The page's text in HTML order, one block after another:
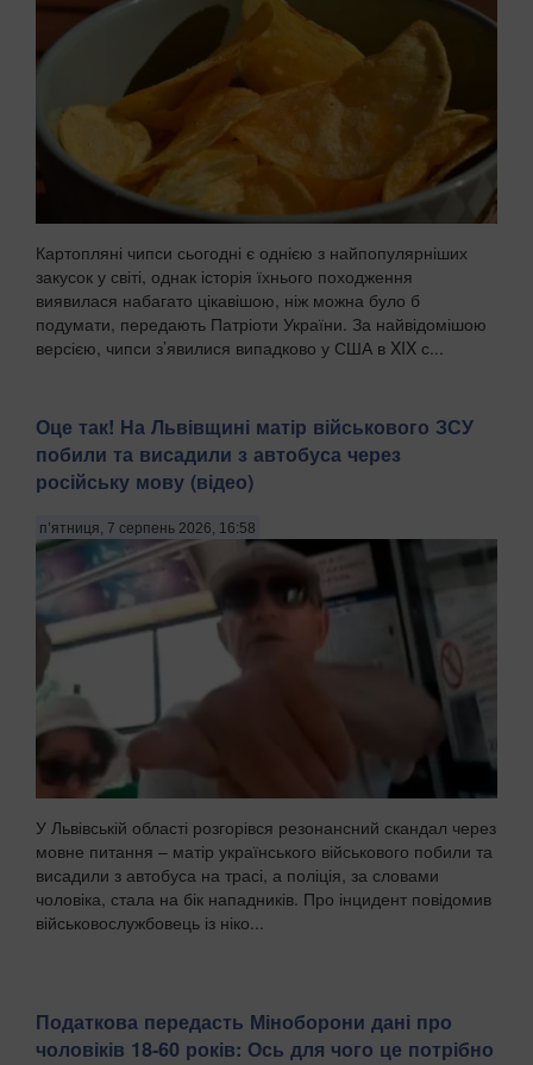
Картопляні чипси сьогодні є однією з найпопулярніших
закусок у світі, однак історія їхнього походження
виявилася набагато цікавішою, ніж можна було б
подумати, передають Патріоти України. За найвідомішою
версією, чипси з’явилися випадково у США в XIX с...
Оце так! На Львівщині матір військового ЗСУ
побили та висадили з автобуса через
російську мову (відео)
п’ятниця, 7 серпень 2026, 16:58
У Львівській області розгорівся резонансний скандал через
мовне питання – матір українського військового побили та
висадили з автобуса на трасі, а поліція, за словами
чоловіка, стала на бік нападників. Про інцидент повідомив
військовослужбовець із ніко...
Податкова передасть Міноборони дані про
чоловіків 18-60 років: Ось для чого це потрібно